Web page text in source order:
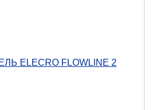
ELECRO FLOWLINE 2